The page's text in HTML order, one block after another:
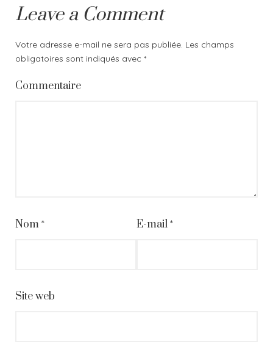
Leave a Comment
Votre adresse e-mail ne sera pas publiée. Les champs
obligatoires sont indiqués avec *
Commentaire
Nom * E-mail *
Site web